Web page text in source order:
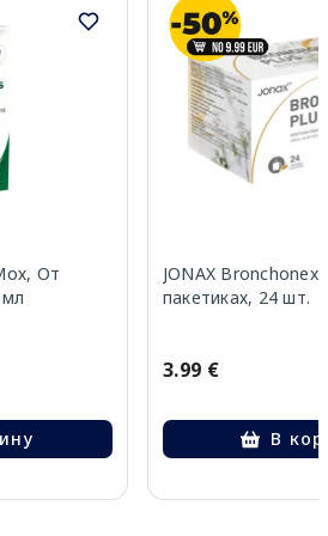
От
JONAX Bronchonex
пакетиках, 24 шт.
3.99 €
В